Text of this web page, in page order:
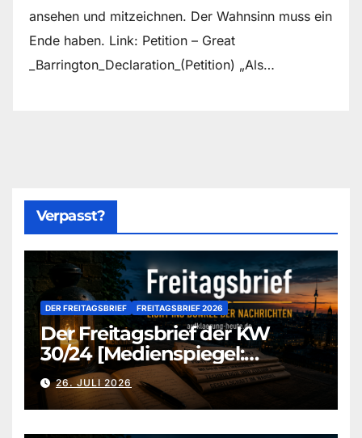
ansehen und mitzeichnen. Der Wahnsinn muss ein
Ende haben. Link: Petition – Great
_Barrington_Declaration_(Petition) „Als…
Verpasst?
DER FREITAGSBRIEF FREITAGSBRIEF 2026
Der Freitagsbrief der KW
30/24 [Medienspiegel:
aufklaerung-heute-de]
26. JULI 2026